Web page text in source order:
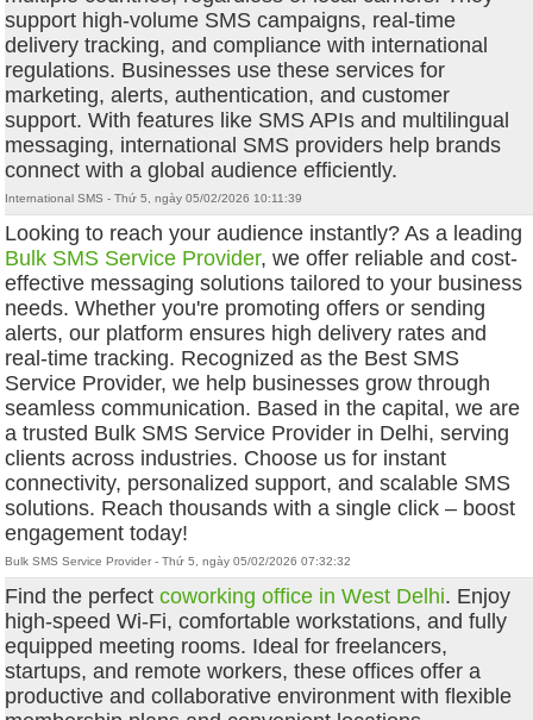
support high-volume SMS campaigns, real-time
delivery tracking, and compliance with international
regulations. Businesses use these services for
marketing, alerts, authentication, and customer
support. With features like SMS APIs and multilingual
messaging, international SMS providers help brands
connect with a global audience efficiently.
International SMS - Thứ 5, ngày 05/02/2026 10:11:39
Looking to reach your audience instantly? As a leading
Bulk SMS Service Provider, we offer reliable and cost-
effective messaging solutions tailored to your business
needs. Whether you're promoting offers or sending
alerts, our platform ensures high delivery rates and
real-time tracking. Recognized as the Best SMS
Service Provider, we help businesses grow through
seamless communication. Based in the capital, we are
a trusted Bulk SMS Service Provider in Delhi, serving
clients across industries. Choose us for instant
connectivity, personalized support, and scalable SMS
solutions. Reach thousands with a single click – boost
engagement today!
Bulk SMS Service Provider - Thứ 5, ngày 05/02/2026 07:32:32
Find the perfectcoworking office in West Delhi. Enjoy
high-speed Wi-Fi, comfortable workstations, and fully
equipped meeting rooms. Ideal for freelancers,
startups, and remote workers, these offices offer a
productive and collaborative environment with flexible